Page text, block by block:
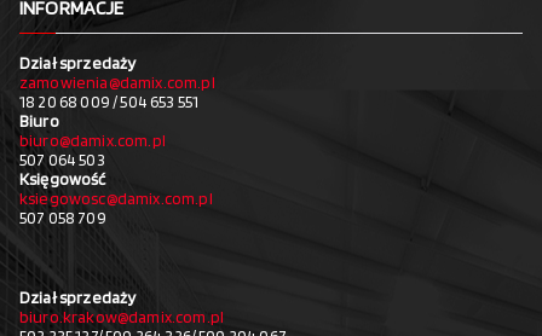
INFORMACJE
Dział sprzedaży
zamowienia@damix.com.pl
18 20 68 009 / 504 653 551
Biuro
biuro@damix.com.pl
507 064 503
Księgowość
ksiegowosc@damix.com.pl
507 058 709
Dział sprzedaży
biuro.krakow@damix.com.pl